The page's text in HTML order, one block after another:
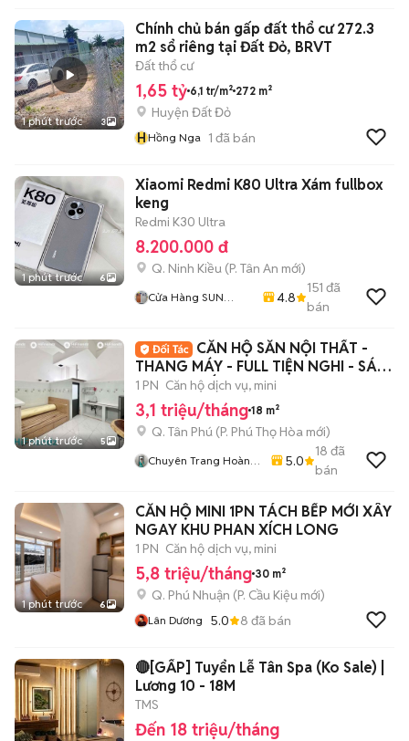
1 phút trước 3
Chính chủ bán gấp đất thổ cư 272.3
m2 sổ riêng tại Đất Đỏ, BRVT
Đất thổ cư
1,65 tỷ 6,1 tr/m² 272 m²
Huyện Đất Đỏ
HHồng Nga 1 đã bán
1 phút trước 6
Xiaomi Redmi K80 Ultra Xám fullbox
keng
Redmi K30 Ultra
8.200.000 đ
Q. Ninh Kiều (P. Tân An mới)
Cửa Hàng SUN
4.8
151 đã
bán
1 phút trước 5
CĂN HỘ SẴN NỘI THẤT -
THANG MÁY - FULL TIỆN NGHI - SÁT
ĐH VĂN HIẾN
1 PN Căn hộ dịch vụ, mini
3,1 triệu/tháng 18 m²
Q. Tân Phú (P. Phú Thọ Hòa mới)
Chuyên Trang Hoàng
5.0
18 đã
bán
1 phút trước 6
CĂN HỘ MINI 1PN TÁCH BẾP MỚI XÂY
NGAY KHU PHAN XÍCH LONG
1 PN Căn hộ dịch vụ, mini
5,8 triệu/tháng 30 m²
Q. Phú Nhuận (P. Cầu Kiệu mới)
Lân Dương 5.0 8 đã bán
🔴[GẤP] Tuyển Lễ Tân Spa (Ko Sale) |
Lương 10 - 18M
TMS
Đến 18 triệu/tháng